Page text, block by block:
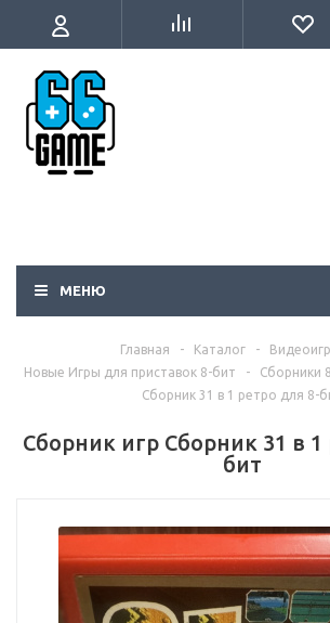
МЕНЮ
Главная - Каталог -
Новые Игры для приставок 8-бит
- Сборники
Сборник 31 в 1 ретро для 8-
Сборник игр Сборник 31 в 1
бит